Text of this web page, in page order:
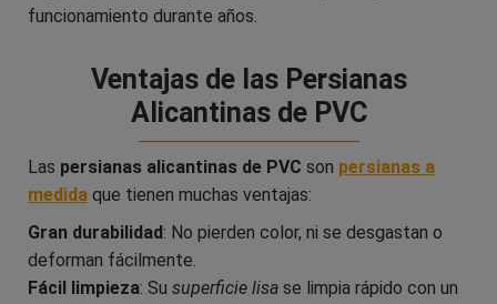
funcionamiento durante años.
Ventajas de las Persianas
Alicantinas de PVC
Las persianas alicantinas de PVC son persianas a
medida que tienen muchas ventajas:
Gran durabilidad : No pierden color, ni se desgastan o
deforman fácilmente.
Fácil limpieza: Su superficie lisa se limpia rápido con un